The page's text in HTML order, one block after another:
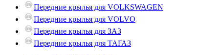
Передние крылья для VOLKSWAGEN
Передние крылья для VOLVO
Передние крылья для ЗАЗ
Передние крылья для ТАГАЗ